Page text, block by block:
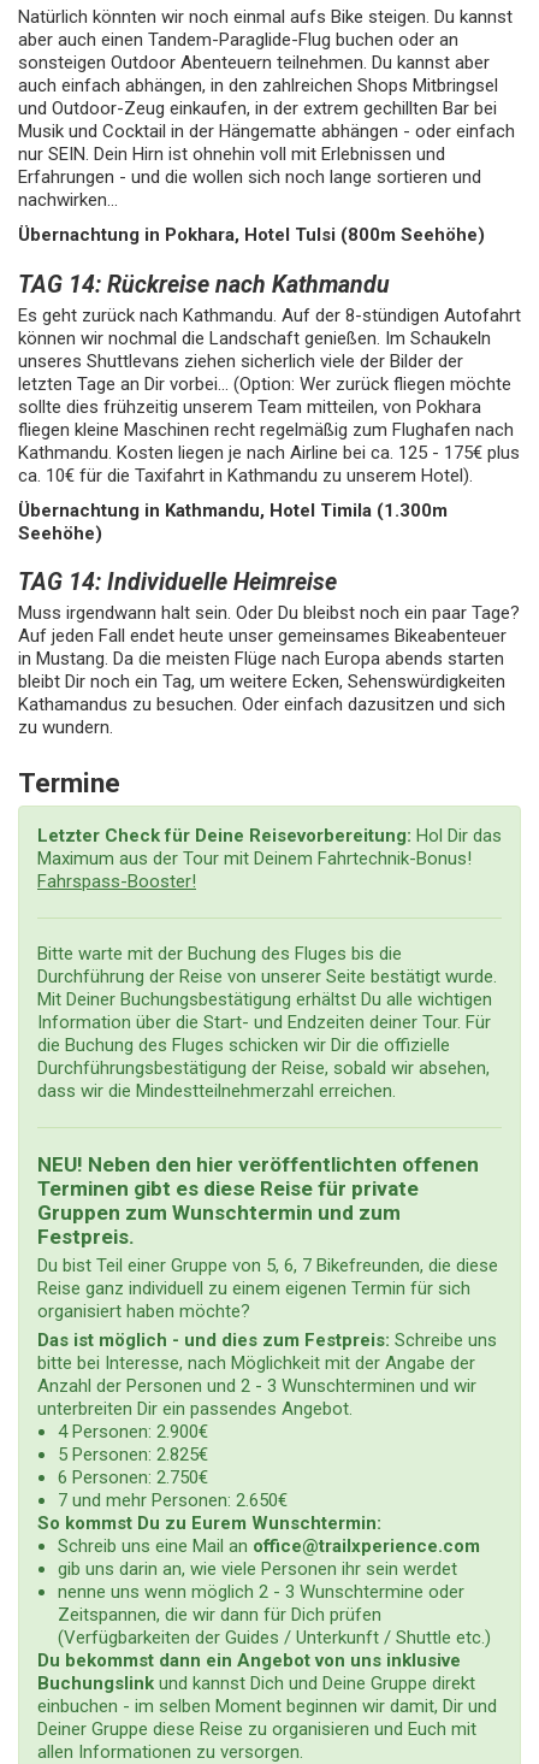
Natürlich könnten wir noch einmal aufs Bike steigen. Du kannst
aber auch einen Tandem-Paraglide-Flug buchen oder an
sonsteigen Outdoor Abenteuern teilnehmen. Du kannst aber
auch einfach abhängen, in den zahlreichen Shops Mitbringsel
und Outdoor-Zeug einkaufen, in der extrem gechillten Bar bei
Musik und Cocktail in der Hängematte abhängen - oder einfach
nur SEIN. Dein Hirn ist ohnehin voll mit Erlebnissen und
Erfahrungen - und die wollen sich noch lange sortieren und
nachwirken...
Übernachtung in Pokhara, Hotel Tulsi (800m Seehöhe)
TAG 14: Rückreise nach Kathmandu
Es geht zurück nach Kathmandu. Auf der 8-stündigen Autofahrt
können wir nochmal die Landschaft genießen. Im Schaukeln
unseres Shuttlevans ziehen sicherlich viele der Bilder der
letzten Tage an Dir vorbei... (Option: Wer zurück fliegen möchte
sollte dies frühzeitig unserem Team mitteilen, von Pokhara
fliegen kleine Maschinen recht regelmäßig zum Flughafen nach
Kathmandu. Kosten liegen je nach Airline bei ca. 125 - 175€ plus
ca. 10€ für die Taxifahrt in Kathmandu zu unserem Hotel).
Übernachtung in Kathmandu, Hotel Timila (1.300m
Seehöhe)
TAG 14: Individuelle Heimreise
Muss irgendwann halt sein. Oder Du bleibst noch ein paar Tage?
Auf jeden Fall endet heute unser gemeinsames Bikeabenteuer
in Mustang. Da die meisten Flüge nach Europa abends starten
bleibt Dir noch ein Tag, um weitere Ecken, Sehenswürdigkeiten
Kathamandus zu besuchen. Oder einfach dazusitzen und sich
zu wundern.
Termine
Letzter Check für Deine Reisevorbereitung: Hol Dir das
Maximum aus der Tour mit Deinem Fahrtechnik-Bonus!
Fahrspass-Booster!
Bitte warte mit der Buchung des Fluges bis die
Durchführung der Reise von unserer Seite bestätigt wurde.
Mit Deiner Buchungsbestätigung erhältst Du alle wichtigen
Information über die Start- und Endzeiten deiner Tour. Für
die Buchung des Fluges schicken wir Dir die offizielle
Durchführungsbestätigung der Reise, sobald wir absehen,
dass wir die Mindestteilnehmerzahl erreichen.
NEU! Neben den hier veröffentlichten offenen
Terminen gibt es diese Reise für private
Gruppen zum Wunschtermin und zum
Festpreis.
Du bist Teil einer Gruppe von 5, 6, 7 Bikefreunden, die diese
Reise ganz individuell zu einem eigenen Termin für sich
organisiert haben möchte?
Das ist möglich - und dies zum Festpreis: Schreibe uns
bitte bei Interesse, nach Möglichkeit mit der Angabe der
Anzahl der Personen und 2 - 3 Wunschterminen und wir
unterbreiten Dir ein passendes Angebot.
4 Personen: 2.900€
5 Personen: 2.825€
6 Personen: 2.750€
7 und mehr Personen: 2.650€
So kommst Du zu Eurem Wunschtermin:
Schreib uns eine Mail an office@trailxperience.com
gib uns darin an, wie viele Personen ihr sein werdet
nenne uns wenn möglich 2 - 3 Wunschtermine oder
Zeitspannen, die wir dann für Dich prüfen
(Verfügbarkeiten der Guides / Unterkunft / Shuttle etc.)
Du bekommst dann ein Angebot von uns inklusive
Buchungslink und kannst Dich und Deine Gruppe direkt
einbuchen - im selben Moment beginnen wir damit, Dir und
Deiner Gruppe diese Reise zu organisieren und Euch mit
allen Informationen zu versorgen.